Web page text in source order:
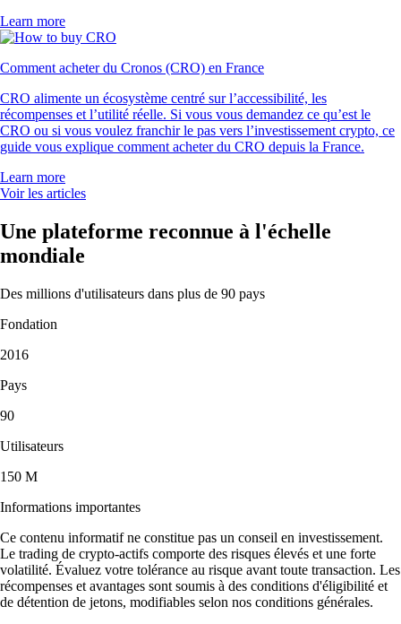
Learn more
Comment acheter du Cronos (CRO) en France
CRO alimente un écosystème centré sur l’accessibilité, les
récompenses et l’utilité réelle. Si vous vous demandez ce qu’est le
CRO ou si vous voulez franchir le pas vers l’investissement crypto, ce
guide vous explique comment acheter du CRO depuis la France.
Learn more
Voir les articles
Une plateforme reconnue à l'échelle
mondiale
Des millions d'utilisateurs dans plus de 90 pays
Fondation
2016
Pays
90
Utilisateurs
150 M
Informations importantes
Ce contenu informatif ne constitue pas un conseil en investissement.
Le trading de crypto-actifs comporte des risques élevés et une forte
volatilité. Évaluez votre tolérance au risque avant toute transaction. Les
récompenses et avantages sont soumis à des conditions d'éligibilité et
de détention de jetons, modifiables selon nos conditions générales.